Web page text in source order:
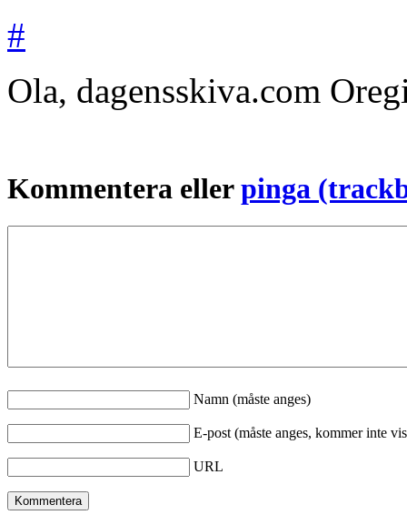
#
Ola, dagensskiva.com
Kommentera ellerpinga
Namn (måste anges)
E-post (måste anges, kommer inte
URL